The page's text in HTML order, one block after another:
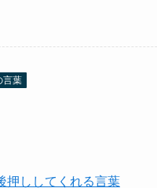
言葉
押ししてくれる言葉